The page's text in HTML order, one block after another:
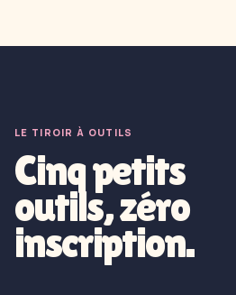
LE TIROIR À OUTILS
Cinq petits
outils, zéro
inscription.